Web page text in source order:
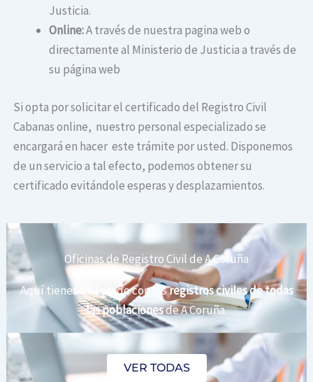
Justicia.
Online:A través de nuestra pagina web o
directamente al Ministerio de Justicia a través de
su página web
Si opta por solicitar el certificado del Registro Civil
Cabanas online, nuestro personal especializado se
encargará en hacer este trámite por usted. Disponemos
de un servicio a tal efecto, podemos obtener su
certificado evitándole esperas y desplazamientos.
Oficinas de Registro Civil de A Coruña
Aquí tienes un listado con losregistros civiles de todas
las poblacionesde A Coruña.
VER TODAS